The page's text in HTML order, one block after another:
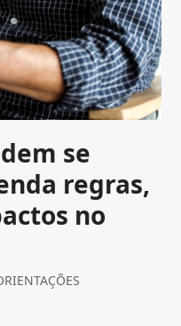
se
regras,
no